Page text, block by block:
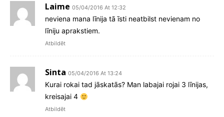
Laime 05/04/2016 At 12:32
neviena mana līnija tā īsti neatbilst nevienam no
līniju aprakstiem.
Atbildēt
Sinta 05/04/2016 At 13:24
Kurai rokai tad jāskatās? Man labajai rojai 3 līnijas,
kreisajai 4
Atbildēt